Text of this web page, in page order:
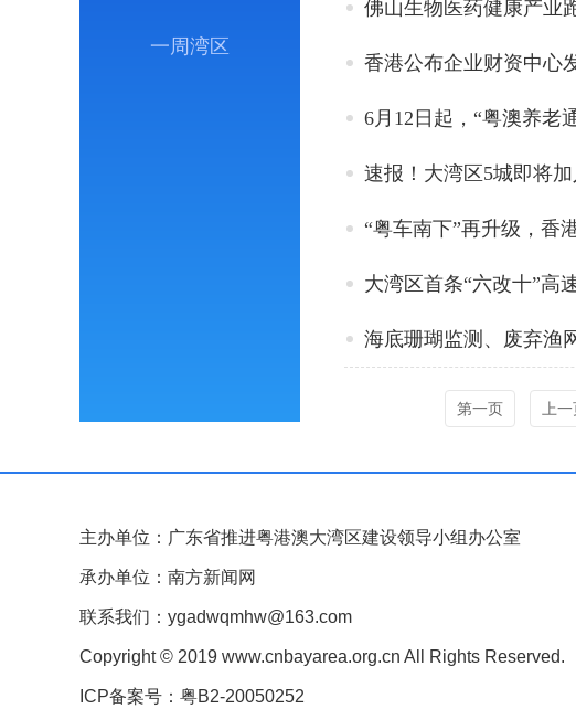
一周湾区
佛山生物医药健康产业
香港公布企业财资中心
6月12日起，“粤澳养老
速报！大湾区5城即将
“粤车南下”再升级，香
大湾区首条“六改十”高
海底珊瑚监测、废弃渔
第一页 上
主办单位：广东省推进粤港澳大湾区建设领导小组办公室
承办单位：南方新闻网
联系我们：ygadwqmhw@163.com
Copyright © 2019 www.cnbayarea.org.cn All Rights Reserved.
ICP备案号：粤B2-20050252